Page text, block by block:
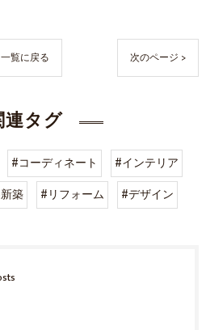
一覧に戻る 次のページ >
連タグ
#コーディネート
#インテリア
築 #リフォーム #デザイン